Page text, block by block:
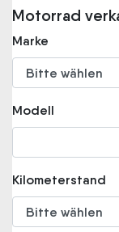
Motorrad
Marke
Modell
Kilometerstand